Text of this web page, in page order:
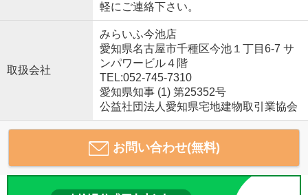
軽にご連絡下さい。
取扱会社
みらいふ今池店
愛知県名古屋市千種区今池１丁目6-7 サ
ンパワービル４階
TEL:052-745-7310
愛知県知事 (1) 第25352号
公益社団法人愛知県宅地建物取引業協会
お問い合わせ(無料)